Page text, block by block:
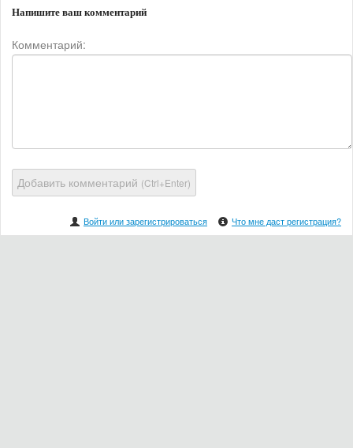
Напишите ваш комментарий
Комментарий:
Добавить комментарий (Ctrl+Enter)
Войти или зарегистрироваться Что мне даст регистрация?